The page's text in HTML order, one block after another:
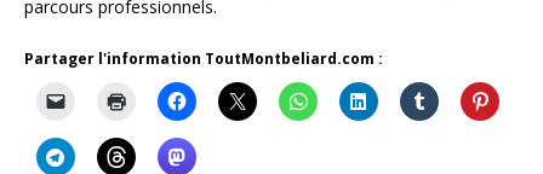
parcours professionnels.
Partager l'information ToutMontbeliard.com :